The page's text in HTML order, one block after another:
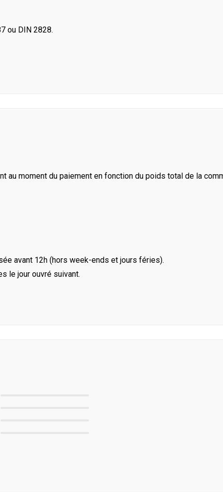
ou DIN 2828.
au moment du paiement en fonction du poids total de la
avant 12h (hors week-ends et jours féries).
le jour ouvré suivant.